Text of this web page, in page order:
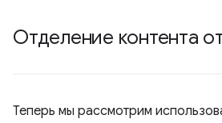
Отделение контента
Теперь мы рассмотрим